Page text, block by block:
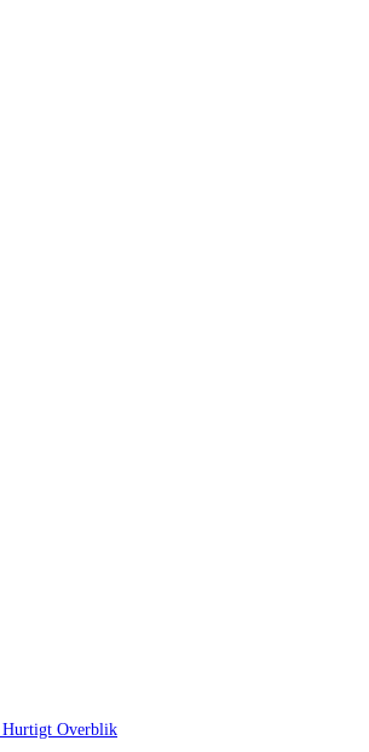
Hurtigt Overblik